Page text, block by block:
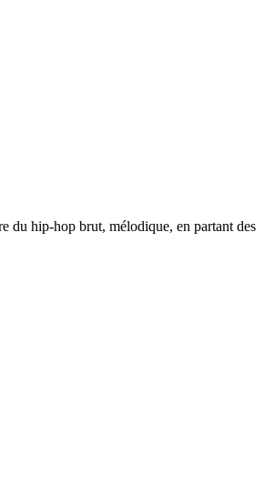
du hip-hop brut, mélodique, en partant des